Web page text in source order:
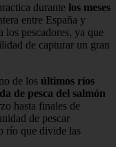
durante los meses
entre España y
los pescadores, ya que
de capturar un gran
de los últimos ríos
de pesca del salmón
hasta finales de
de pescar
río que divide las